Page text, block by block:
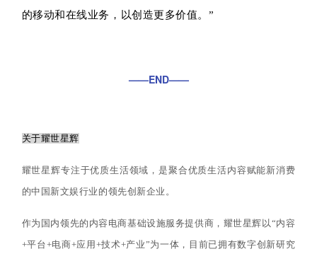
的移动和在线业务，以创造更多价值。”
——END——
关于耀世星辉
耀世星辉专注于优质生活领域，是聚合优质生活内容赋能新消费
的中国新文娱行业的领先创新企业。
作为国内领先的内容电商基础设施服务提供商，耀世星辉以“内容
+平台+电商+应用+技术+产业”为一体，目前已拥有数字创新研究